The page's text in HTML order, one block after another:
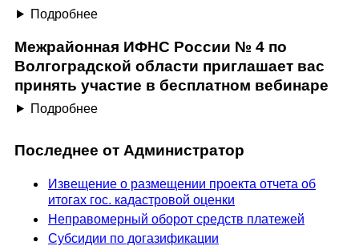
Подробнее
Межрайонная ИФНС России № 4 по
Волгоградской области приглашает вас
принять участие в бесплатном вебинаре
Подробнее
Последнее от Администратор
Извещение о размещении проекта отчета об
итогах гос. кадастровой оценки
Неправомерный оборот средств платежей
Субсидии по догазификации